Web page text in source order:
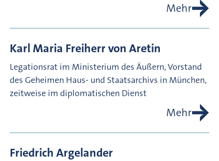
Mehr
Karl Maria Freiherr von Aretin
Legationsrat im Ministerium des Äußern, Vorstand
des Geheimen Haus- und Staatsarchivs in München,
zeitweise im diplomatischen Dienst
Mehr
Friedrich Argelander